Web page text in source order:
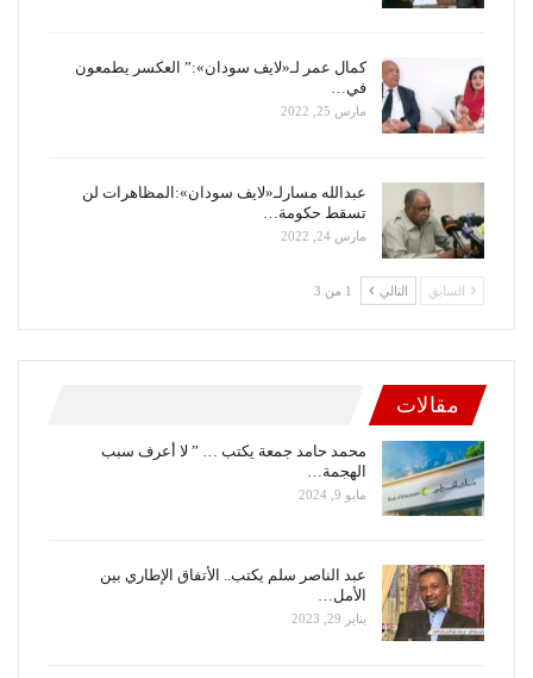
كمال عمر لـ«لايف سودان»:” العكسر يطمعون
في…
مارس 25, 2022
عبدالله مسارلـ«لايف سودان»:المظاهرات لن
تسقط حكومة…
مارس 24, 2022
السابق التالي 1 من 3
مقالات
محمد حامد جمعة يكتب … ” لا أعرف سبب
الهجمة…
مايو 9, 2024
عبد الناصر سلم يكتب.. الأتفاق الإطاري بين
الأمل…
يناير 29, 2023